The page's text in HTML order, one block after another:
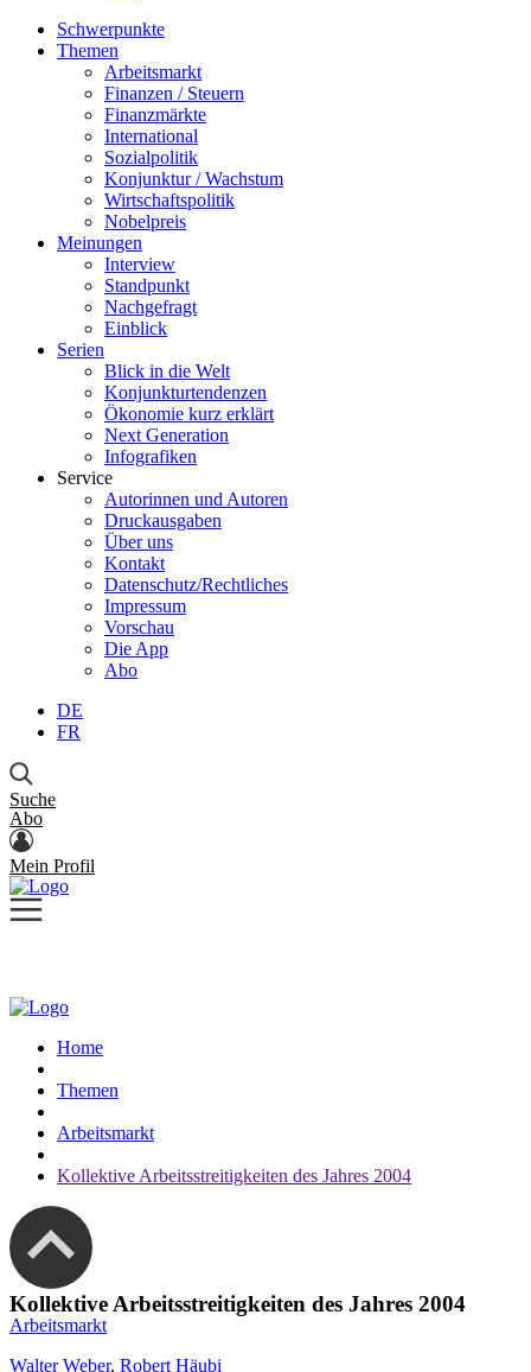
Schwerpunkte
Themen
Arbeitsmarkt
Finanzen / Steuern
Finanzmärkte
International
Sozialpolitik
Konjunktur / Wachstum
Wirtschaftspolitik
Nobelpreis
Meinungen
Interview
Standpunkt
Nachgefragt
Einblick
Serien
Blick in die Welt
Konjunkturtendenzen
Ökonomie kurz erklärt
Next Generation
Infografiken
Service
Autorinnen und Autoren
Druckausgaben
Über uns
Kontakt
Datenschutz/Rechtliches
Impressum
Vorschau
Die App
Abo
DE
FR
Suche
Abo
Mein Profil
Home
Themen
Arbeitsmarkt
Kollektive Arbeitsstreitigkeiten des Jahres 2004
Kollektive Arbeitsstreitigkeiten des Jahres 2004
Arbeitsmarkt
Walter Weber, Robert Häubi